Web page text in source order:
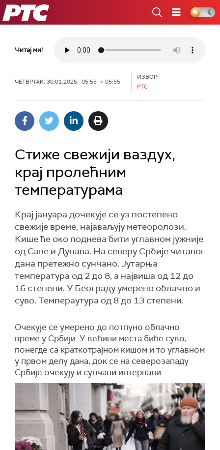
РТС
Читај ми!
ЧЕТВРТАК, 30.01.2025, 05:55 -> 05:55
ИЗВОР:
РТС
Стиже свежији ваздух,
крај пролећним
температурама
Крај јануара дочекује се уз постепено
свежије време, најаваљују метеоролози.
Кише ће око поднева бити углавном јужније
од Саве и Дунава. На северу Србије читавог
дана претежно сунчано. Јутарња
температура од 2 до 8, а највиша од 12 до
16 степени. У Београду умерено облачно и
суво. Темпераутура од 8 до 13 степени.
Очекује се умерено до потпуно облачно
време у Србији. У већини места биће суво,
понегде са краткотрајном кишом и то углавном
у првом делу дана, док се на северозападу
Србије очекују и сунчани интервали.